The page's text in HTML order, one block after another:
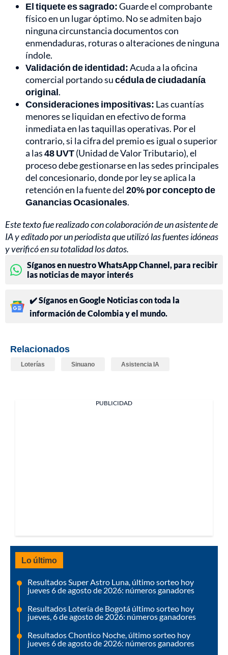
El tiquete es sagrado:Guarde el comprobante
físico en un lugar óptimo. No se admiten bajo
ninguna circunstancia documentos con
enmendaduras, roturas o alteraciones de ninguna
índole.
Validación de identidad:Acuda a la oficina
comercial portando sucédula de ciudadanía
original.
Consideraciones impositivas: Las cuantías
menores se liquidan en efectivo de forma
inmediata en las taquillas operativas. Por el
contrario, si la cifra del premio es igual o superior
a las48 UVT(Unidad de Valor Tributario), el
proceso debe gestionarse en las sedes principales
del concesionario, donde por ley se aplica la
retención en la fuente del20% por concepto de
Ganancias Ocasionales.
Este texto fue realizado con colaboración de un asistente de
IA y editado por un periodista que utilizó las fuentes idóneas
y verificó en su totalidad los datos.
Síganos en nuestro WhatsApp Channel, para recibir
las noticias de mayor interés
✔️ Síganos en Google Noticias con toda la
información de Colombia y el mundo.
Relacionados
Loterías Sinuano Asistencia IA
PUBLICIDAD
Lo último
Resultados Super Astro Luna, último sorteo hoy
jueves 6 de agosto de 2026: números ganadores
Resultados Lotería de Bogotá último sorteo hoy
jueves, 6 de agosto de 2026: números ganadores
Resultados Chontico Noche, último sorteo hoy
jueves 6 de agosto de 2026: números ganadores